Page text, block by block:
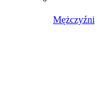
Mężczyźni